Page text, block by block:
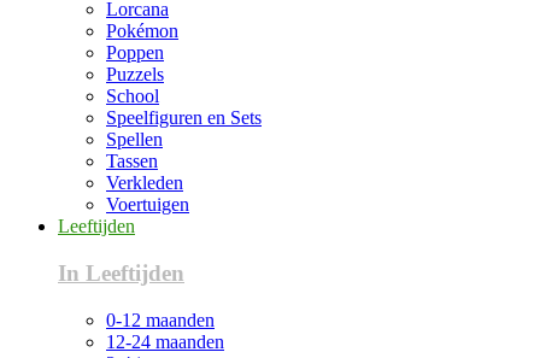
Lorcana
Pokémon
Poppen
Puzzels
School
Speelfiguren en Sets
Spellen
Tassen
Verkleden
Voertuigen
Leeftijden
In Leeftijden
0-12 maanden
12-24 maanden